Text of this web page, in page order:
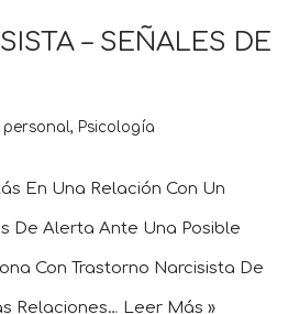
– SEÑALES DE
personal, Psicología
En Una Relación Con Un
De Alerta Ante Una Posible
Con Trastorno Narcisista De
Relaciones… Leer Más »